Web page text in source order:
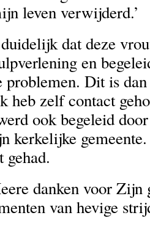
leven verwijderd.’
dat deze
en
problemen. Dit is
heb zelf contact
ook begeleid
kerkelijke
gehad.
danken voor Zijn
van hevige